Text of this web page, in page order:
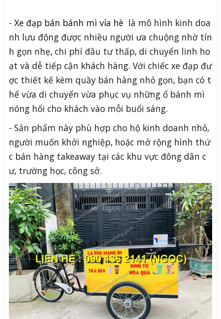
- Xe đạp bán bánh mì vỉa hè là mô hình kinh doa
nh lưu động được nhiều người ưa chuộng nhờ tín
h gọn nhẹ, chi phí đầu tư thấp, di chuyển linh ho
ạt và dễ tiếp cận khách hàng. Với chiếc xe đạp đư
ợc thiết kế kèm quầy bán hàng nhỏ gọn, bạn có t
hể vừa di chuyển vừa phục vụ những ổ bánh mì
nóng hổi cho khách vào mỗi buổi sáng.
- Sản phẩm này phù hợp cho hộ kinh doanh nhỏ,
người muốn khởi nghiệp, hoặc mở rộng hình thứ
c bán hàng takeaway tại các khu vực đông dân c
ư, trường học, công sở.